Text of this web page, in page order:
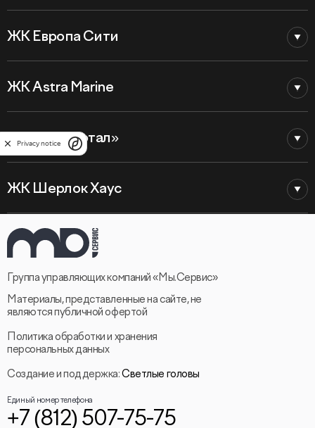
ЖК Европа Сити
ЖК Astra Marine
ЖК «VI Квартал»
ЖК Шерлок Хаус
Группа управляющих компаний «Мы.Сервис»
Материалы, представленные на сайте, не
являются публичной офертой
Политика обработки и хранения
персональных данных
Создание и поддержка:Светлые головы
Единый номер телефона
+7 (812) 507-75-75
Privacy notice